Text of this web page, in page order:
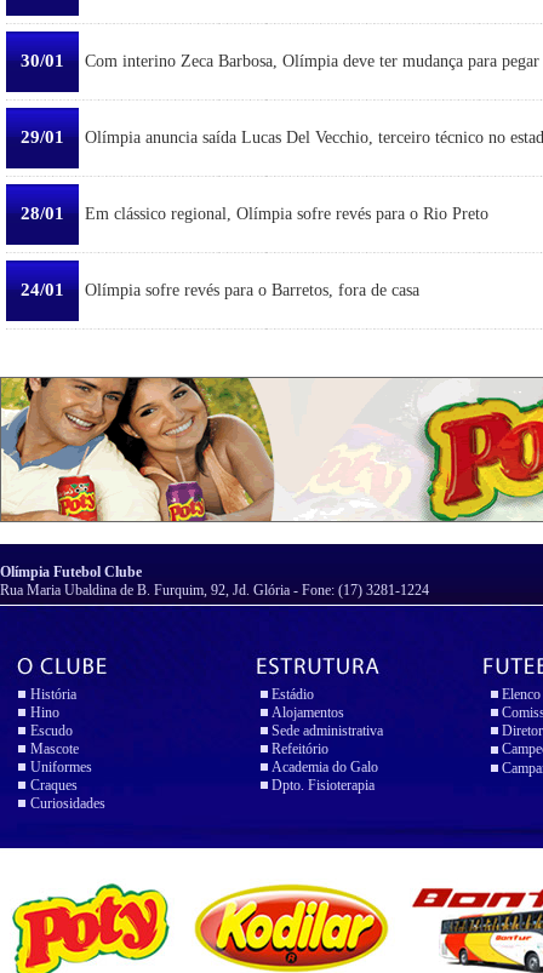
30/01 Com interino Zeca Barbosa, Olímpia deve ter mudança para pegar
29/01 Olímpia anuncia saída Lucas Del Vecchio, terceiro técnico no
28/01 Em clássico regional, Olímpia sofre revés para o Rio Preto
24/01 Olímpia sofre revés para o Barretos, fora de casa
Olímpia Futebol Clube
Rua Maria Ubaldina de B. Furquim, 92, Jd. Glória - Fone: (17) 3281-1224
História
Hino
Escudo
Mascote
Uniformes
Craques
Curiosidades
Estádio
Alojamentos
Sede administrativa
Refeitório
Academia do Galo
Dpto. Fisioterapia
Elenco